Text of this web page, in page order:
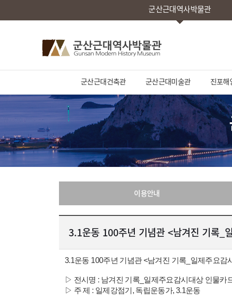
군산근대역사박물관
군산근대건축관 군산근대미술관 진포해
이용안내
3.1운동 100주년 기념관 <남겨진 기록_
3.1운동 100주년 기념관 <남겨진 기록_일제주요감
▷ 전시명 : 남겨진 기록_일제주요감시대상 인물카
▷ 주 제 : 일제강점기, 독립운동가, 3.1운동